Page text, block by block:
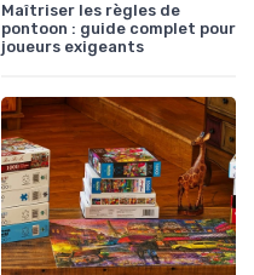
Maîtriser les règles de
pontoon : guide complet pour
joueurs exigeants